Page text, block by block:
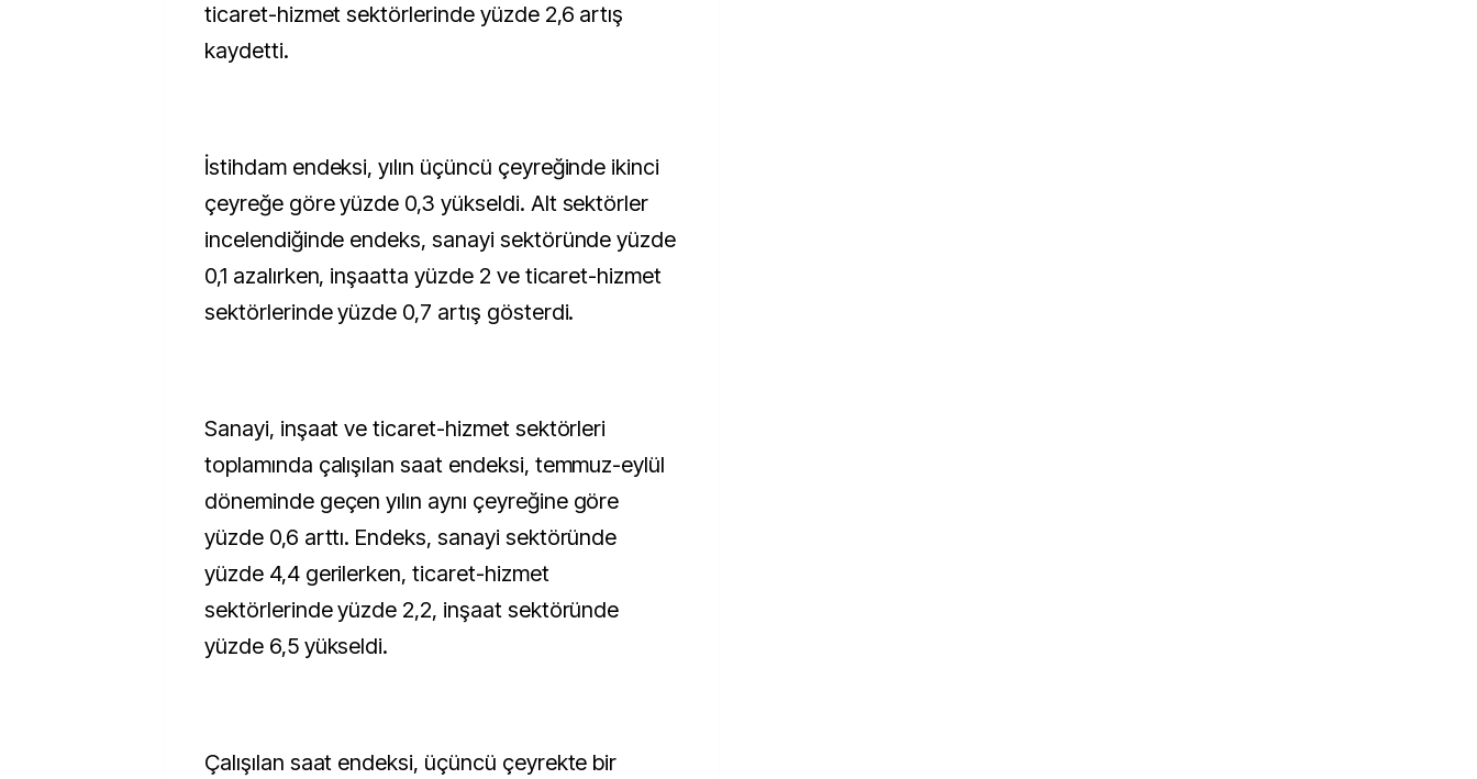
ticaret-hizmet sektörlerinde yüzde 2,6 artış
kaydetti.
İstihdam endeksi, yılın üçüncü çeyreğinde ikinci
çeyreğe göre yüzde 0,3 yükseldi. Alt sektörler
incelendiğinde endeks, sanayi sektöründe yüzde
0,1 azalırken, inşaatta yüzde 2 ve ticaret-hizmet
sektörlerinde yüzde 0,7 artış gösterdi.
Sanayi, inşaat ve ticaret-hizmet sektörleri
toplamında çalışılan saat endeksi, temmuz-eylül
döneminde geçen yılın aynı çeyreğine göre
yüzde 0,6 arttı. Endeks, sanayi sektöründe
yüzde 4,4 gerilerken, ticaret-hizmet
sektörlerinde yüzde 2,2, inşaat sektöründe
yüzde 6,5 yükseldi.
Çalışılan saat endeksi, üçüncü çeyrekte bir